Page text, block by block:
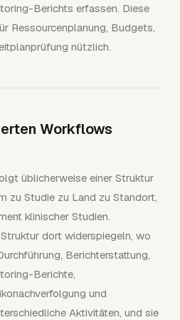
Berichts erfassen. Diese
Ressourcenplanung, Budgets,
nützlich.
Workflows
üblicherweise einer Struktur
zu Studie zu Land zu Standort,
klinischer Studien.
dort widerspiegeln, wo
Berichterstattung,
Berichte,
und
Aktivitäten, und sie